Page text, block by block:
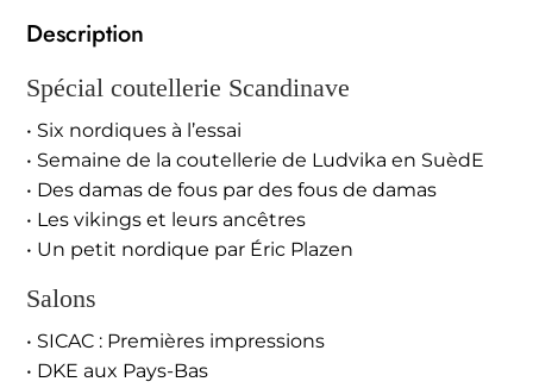
Description
Spécial coutellerie Scandinave
• Six nordiques à l’essai
• Semaine de la coutellerie de Ludvika en SuèdE
• Des damas de fous par des fous de damas
• Les vikings et leurs ancêtres
• Un petit nordique par Éric Plazen
Salons
• SICAC : Premières impressions
• DKE aux Pays-Bas